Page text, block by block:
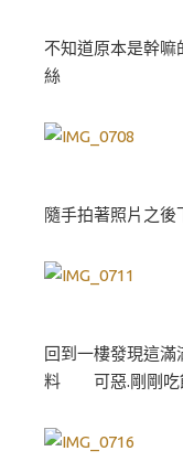
不知道原本是幹嘛
絲
隨手拍著照片之
回到一樓發現這
料 可惡.剛剛吃